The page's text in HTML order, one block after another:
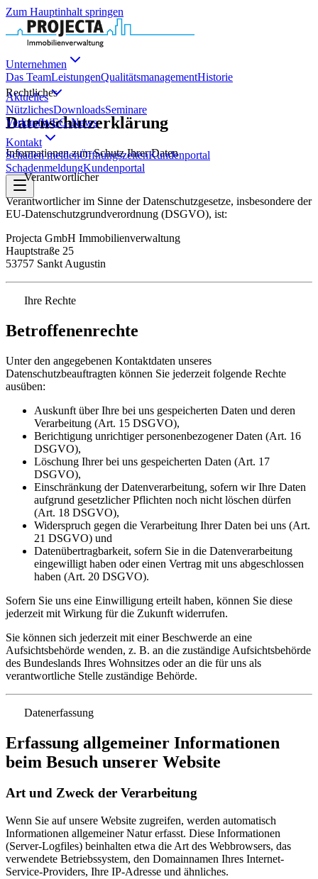
Zum Hauptinhalt springen
Unternehmen
Das TeamLeistungenQualitätsmanagementHistorie
Aktuelles
NützlichesDownloadsSeminare
VerkaufWEG-News
Kontakt
Schaden meldenÖffnungszeitenKundenportal
SchadenmeldungKundenportal
Rechtliches
Datenschutzerklärung
Informationen zum Schutz Ihrer Daten
Verantwortlicher
Verantwortlicher im Sinne der Datenschutzgesetze, insbesondere der
EU-Datenschutzgrundverordnung (DSGVO), ist:
Projecta GmbH Immobilienverwaltung
Hauptstraße 25
53757 Sankt Augustin
Ihre Rechte
Betroffenenrechte
Unter den angegebenen Kontaktdaten unseres
Datenschutzbeauftragten können Sie jederzeit folgende Rechte
ausüben:
Auskunft über Ihre bei uns gespeicherten Daten und deren
Verarbeitung (Art. 15 DSGVO),
Berichtigung unrichtiger personenbezogener Daten (Art. 16
DSGVO),
Löschung Ihrer bei uns gespeicherten Daten (Art. 17
DSGVO),
Einschränkung der Datenverarbeitung, sofern wir Ihre Daten
aufgrund gesetzlicher Pflichten noch nicht löschen dürfen
(Art. 18 DSGVO),
Widerspruch gegen die Verarbeitung Ihrer Daten bei uns (Art.
21 DSGVO) und
Datenübertragbarkeit, sofern Sie in die Datenverarbeitung
eingewilligt haben oder einen Vertrag mit uns abgeschlossen
haben (Art. 20 DSGVO).
Sofern Sie uns eine Einwilligung erteilt haben, können Sie diese
jederzeit mit Wirkung für die Zukunft widerrufen.
Sie können sich jederzeit mit einer Beschwerde an eine
Aufsichtsbehörde wenden, z. B. an die zuständige Aufsichtsbehörde
des Bundeslands Ihres Wohnsitzes oder an die für uns als
verantwortliche Stelle zuständige Behörde.
Datenerfassung
Erfassung allgemeiner Informationen
beim Besuch unserer Website
Art und Zweck der Verarbeitung
Wenn Sie auf unsere Website zugreifen, werden automatisch
Informationen allgemeiner Natur erfasst. Diese Informationen
(Server-Logfiles) beinhalten etwa die Art des Webbrowsers, das
verwendete Betriebssystem, den Domainnamen Ihres Internet-
Service-Providers, Ihre IP-Adresse und ähnliches.